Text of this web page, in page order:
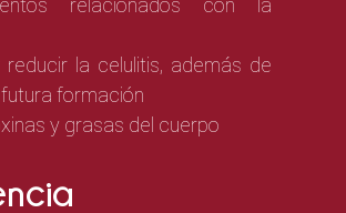
reducir la celulitis, además de
formación
y grasas del cuerpo